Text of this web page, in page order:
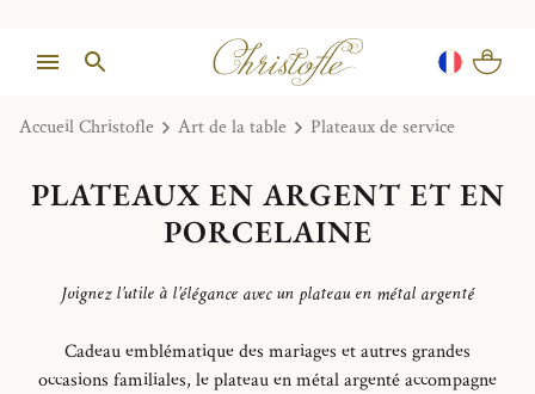
Accueil Christofle Art de la table Plateaux de service
PLATEAUX EN ARGENT ET EN
PORCELAINE
Joignez l’utile à l’élégance avec un plateau en métal argenté
Cadeau emblématique des mariages et autres grandes
occasions familiales, le plateau en métal argenté accompagne